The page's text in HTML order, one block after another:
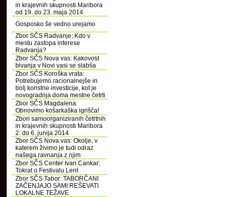
in krajevnih skupnosti Maribora
od 19. do 23. maja 2014
Gosposko še vedno urejamo
Zbor SČS Radvanje: Kdo v
mestu zastopa interese
Radvanja?
Zbor SČS Nova vas: Kakovost
bivanja v Novi vasi se slabša
Zbor SČS Koroška vrata:
Potrebujemo racionalnejše in
bolj koristne investicije, kot je
novogradnja doma mestne četrti
Zbor SČS Magdalena:
Obnovimo košarkaška igrišča!
Zbori samoorganiziranih četrtnih
in krajevnih skupnosti Maribora
2. do 6. junija 2014
Zbor SČS Nova vas: Okolje, v
katerem živimo je tudi odraz
našega ravnanja z njim
Zbor SČS Center Ivan Cankar:
Tokrat o Festivalu Lent
Zbor SČS Tabor: TABORČANI
ZAČENJAJO SAMI REŠEVATI
LOKALNE TEŽAVE